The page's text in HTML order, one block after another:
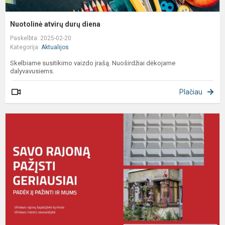
Nuotolinė atvirų durų diena
Paskelbta: 2025-02-20
Kategorija: Aktualijos
Skelbiame susitikimo vaizdo įrašą. Nuoširdžiai dėkojame
dalyvavusiems.
Plačiau